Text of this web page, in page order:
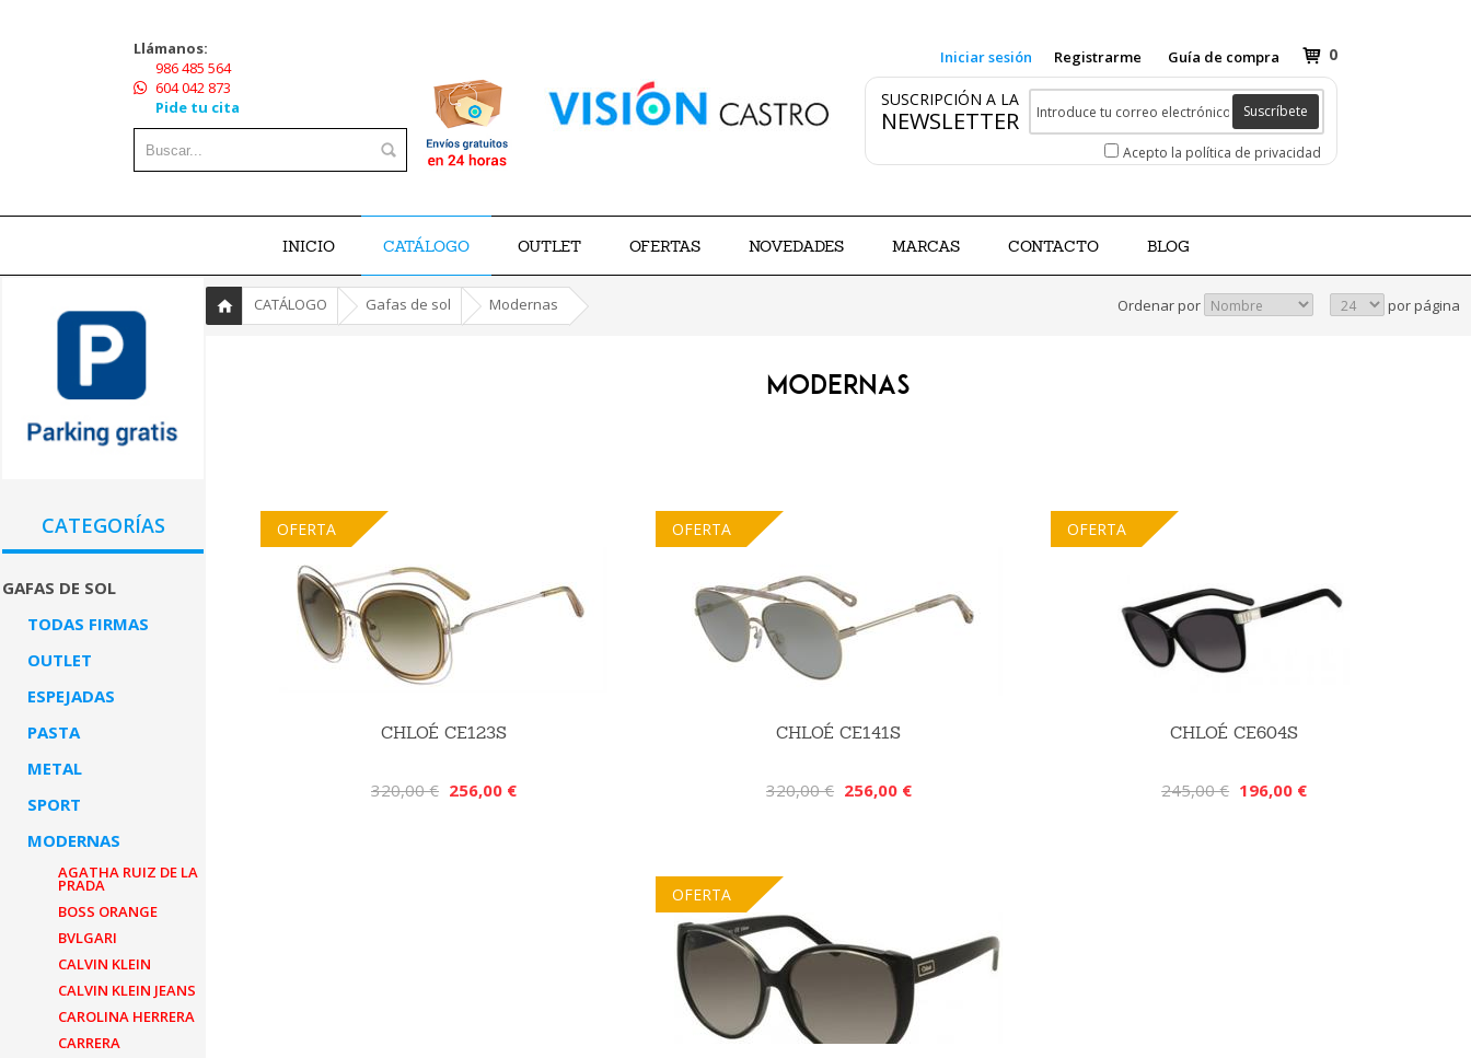
Llámanos:
986 485 564
604 042 873
Pide tu cita
0
Iniciar sesión Registrarme Guía de compra
SUSCRIPCIÓN A LA
NEWSLETTER Suscríbete
Acepto la política de privacidad
INICIO CATÁLOGO OUTLET OFERTAS NOVEDADES MARCAS CONTACTO BLOG
CATEGORÍAS
GAFAS DE SOL
TODAS FIRMAS
OUTLET
ESPEJADAS
PASTA
METAL
SPORT
MODERNAS
AGATHA RUIZ DE LA
PRADA
BOSS ORANGE
BVLGARI
CALVIN KLEIN
CALVIN KLEIN JEANS
CAROLINA HERRERA
CARRERA
Ordenar por por página
»CATÁLOGO Gafas de sol Modernas
MODERNAS
OFERTA
CHLOÉ CE123S
320,00 € 256,00 €
OFERTA
CHLOÉ CE141S
320,00 € 256,00 €
OFERTA
CHLOÉ CE604S
245,00 € 196,00 €
OFERTA